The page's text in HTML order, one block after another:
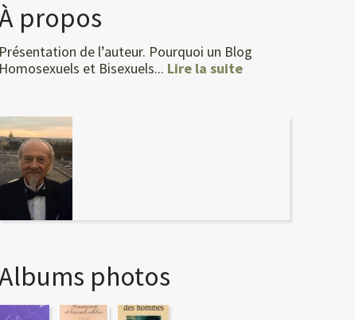
propos
Présentation de l’auteur. Pourquoi un Blog
Homosexuels et Bisexuels... Lire la suite
photos